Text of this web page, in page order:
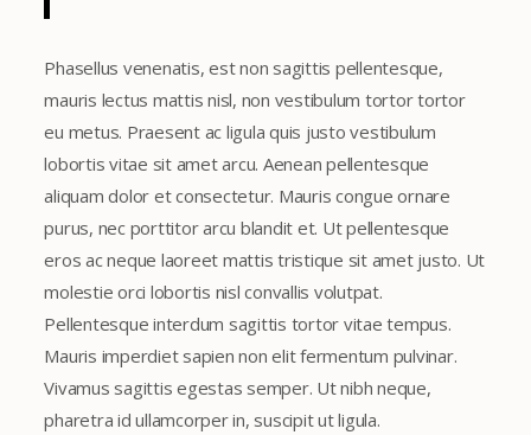
Phasellus venenatis, est non sagittis pellentesque,
mauris lectus mattis nisl, non vestibulum tortor tortor
eu metus. Praesent ac ligula quis justo vestibulum
lobortis vitae sit amet arcu. Aenean pellentesque
aliquam dolor et consectetur. Mauris congue ornare
purus, nec porttitor arcu blandit et. Ut pellentesque
eros ac neque laoreet mattis tristique sit amet justo. Ut
molestie orci lobortis nisl convallis volutpat.
Pellentesque interdum sagittis tortor vitae tempus.
Mauris imperdiet sapien non elit fermentum pulvinar.
Vivamus sagittis egestas semper. Ut nibh neque,
pharetra id ullamcorper in, suscipit ut ligula.